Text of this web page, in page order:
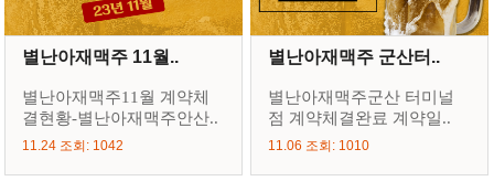
별난아재맥주 11월..
별난아재맥주11월 계약체
결현황-별난아재맥주안산..
11.24 조회: 1042
별난아재맥주 군산터..
별난아재맥주군산 터미널
점 계약체결완료 계약일..
11.06 조회: 1010